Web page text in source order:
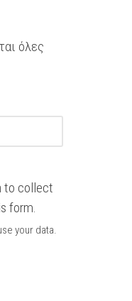
όλες
to collect
form.
your data.